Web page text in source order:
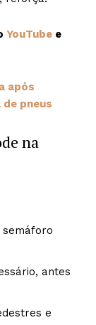
YouTube e
após
pneus
na
semáforo
antes
e